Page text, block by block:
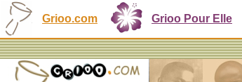
Grioo.com Grioo Pour Elle